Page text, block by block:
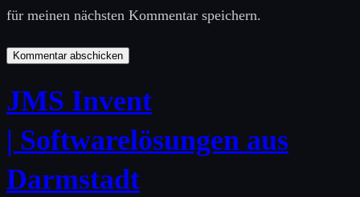
für meinen nächsten Kommentar speichern.
JMS Invent
| Softwarelösungen aus
Darmstadt